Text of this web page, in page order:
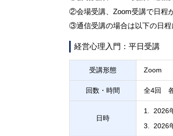
②会場受講、Zoom受講で日程
③通信受講の場合は以下の日程
経営心理入門：平日受講
受講形態 Zoom
回数・時間 全4回
日時
2026
2026